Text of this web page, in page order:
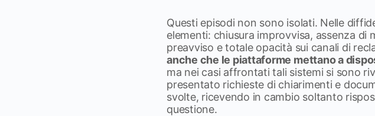
Questi episodi non sono isolati. Nelle
elementi: chiusura improvvisa, assenza di
preavviso e totale opacità sui canali di
anche che le piattaforme mettano a
ma nei casi affrontati tali sistemi si sono
presentato richieste di chiarimenti e
svolte, ricevendo in cambio soltanto
questione.